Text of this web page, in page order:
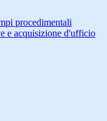
procedimentali
e acquisizione d'ufficio